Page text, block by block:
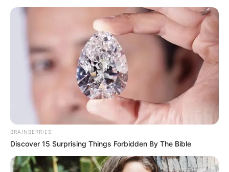
ACTIVAR AHORA
TEMAS DESTACADOS
AVENIDA AMBALÁ
IBAGUÉ
PARQUE DE DIVERSIONES
ELECCIONES PRESIDENCIALES
FENÓMENO DEL NIÑO
IBAL
BRAINBERRIES
Discover 15 Surprising Things Forbidden By The Bible